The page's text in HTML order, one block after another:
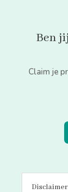
Ben
Claim je
Disclaimer